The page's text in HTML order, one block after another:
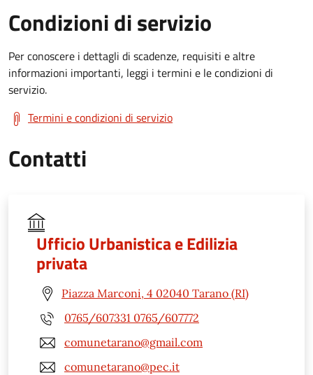
Condizioni di servizio
Per conoscere i dettagli di scadenze, requisiti e altre
informazioni importanti, leggi i termini e le condizioni di
servizio.
Termini e condizioni di servizio
Contatti
Ufficio Urbanistica e Edilizia
privata
Piazza Marconi, 4 02040 Tarano (RI)
0765/607331 0765/607772
comunetarano@gmail.com
comunetarano@pec.it